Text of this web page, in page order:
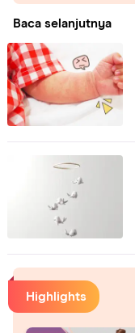
Baca selanjutnya
Highlights